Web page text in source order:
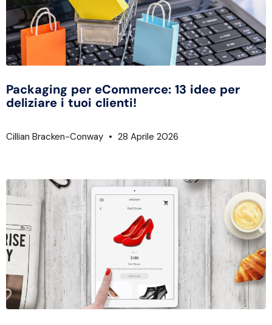
Packaging per eCommerce: 13 idee per
deliziare i tuoi clienti!
Cillian Bracken-Conway 28 Aprile 2026